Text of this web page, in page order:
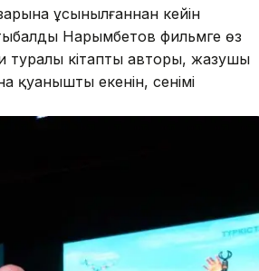
ұсынылғаннан кейін
Нарымбетов фильмге өз
туралы кітаптың авторы, жазушы
қуанышты екенін, сенімі